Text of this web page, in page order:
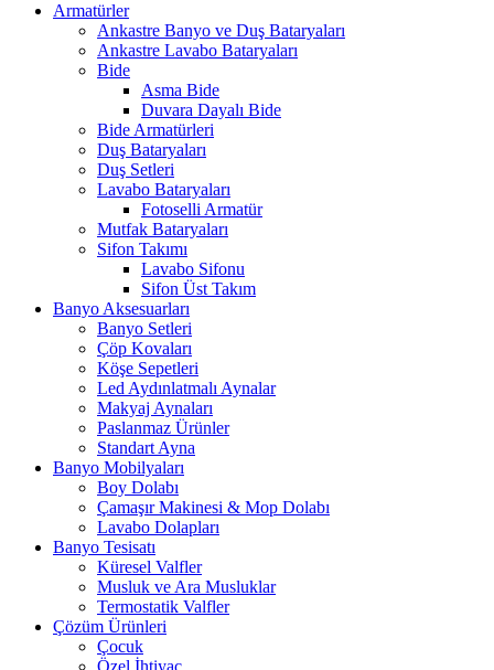
Armatürler
Ankastre Banyo ve Duş Bataryaları
Ankastre Lavabo Bataryaları
Bide
Asma Bide
Duvara Dayalı Bide
Bide Armatürleri
Duş Bataryaları
Duş Setleri
Lavabo Bataryaları
Fotoselli Armatür
Mutfak Bataryaları
Sifon Takımı
Lavabo Sifonu
Sifon Üst Takım
Banyo Aksesuarları
Banyo Setleri
Çöp Kovaları
Köşe Sepetleri
Led Aydınlatmalı Aynalar
Makyaj Aynaları
Paslanmaz Ürünler
Standart Ayna
Banyo Mobilyaları
Boy Dolabı
Çamaşır Makinesi & Mop Dolabı
Lavabo Dolapları
Banyo Tesisatı
Küresel Valfler
Musluk ve Ara Musluklar
Termostatik Valfler
Çözüm Ürünleri
Çocuk
Özel İhtiyaç